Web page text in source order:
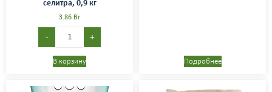
селитра, 0,9 кг
3.86 Br
- +
В корзину Подробнее